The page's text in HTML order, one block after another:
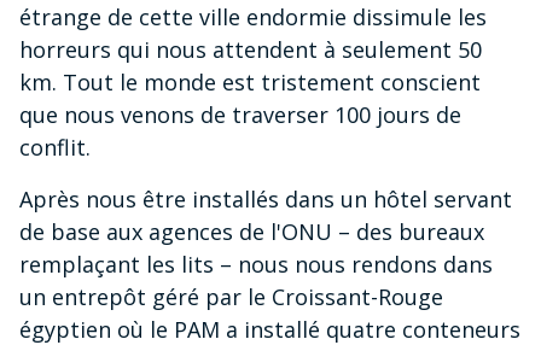
étrange de cette ville endormie dissimule les
horreurs qui nous attendent à seulement 50
km. Tout le monde est tristement conscient
que nous venons de traverser 100 jours de
conflit.
Après nous être installés dans un hôtel servant
de base aux agences de l'ONU – des bureaux
remplaçant les lits – nous nous rendons dans
un entrepôt géré par le Croissant-Rouge
égyptien où le PAM a installé quatre conteneurs